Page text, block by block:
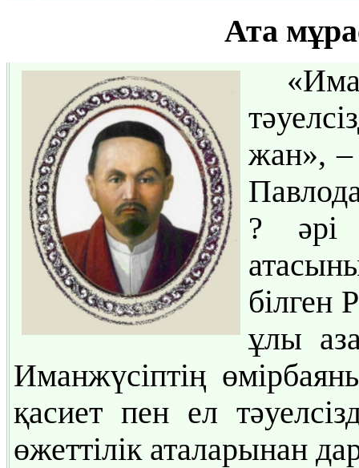
Ата
жан», –
? әрі
білген
ұлы
Иманжүсіптің
қасиет пен ел
өжеттілік аталарынан